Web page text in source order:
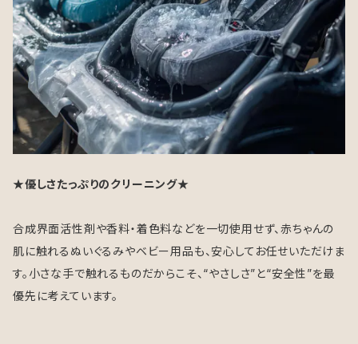
★優しさたっぷりのクリーニング★
合成界面活性剤や香料・着色料などを一切使用せず、赤ちゃんの
肌に触れるぬいぐるみやベビー用品も、安心してお任せいただけま
す。小さな手で触れるものだからこそ、“やさしさ”と“安全性”を最
優先に考えています。